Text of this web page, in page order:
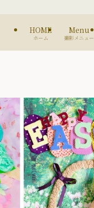
HOME
ホーム
Menu
撮影メニュー